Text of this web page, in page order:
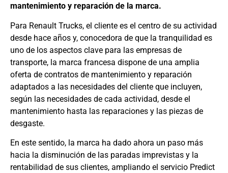
mantenimiento y reparación de la marca.
Para Renault Trucks, el cliente es el centro de su actividad
desde hace años y, conocedora de que la tranquilidad es
uno de los aspectos clave para las empresas de
transporte, la marca francesa dispone de una amplia
oferta de contratos de mantenimiento y reparación
adaptados a las necesidades del cliente que incluyen,
según las necesidades de cada actividad, desde el
mantenimiento hasta las reparaciones y las piezas de
desgaste.
En este sentido, la marca ha dado ahora un paso más
hacia la disminución de las paradas imprevistas y la
rentabilidad de sus clientes, ampliando el servicio Predict